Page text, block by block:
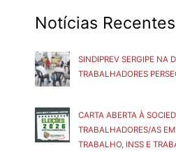
Notícias Recentes
SINDIPREV SERGIPE NA
TRABALHADORES
CARTA ABERTA À
TRABALHADORES/AS
TRABALHO, INSS E